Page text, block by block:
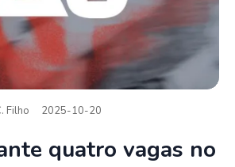
Filho 2025-10-20
quatro vagas no